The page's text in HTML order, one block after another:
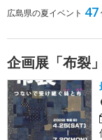
広島県の夏イベント 47
企画展「布裂